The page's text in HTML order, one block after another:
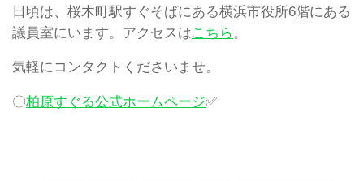
日頃は、桜木町駅すぐそばにある横浜市役所6階にある
議員室にいます。アクセスはこちら 。
気軽にコンタクトくださいませ。
〇柏原すぐる公式ホームページ✅